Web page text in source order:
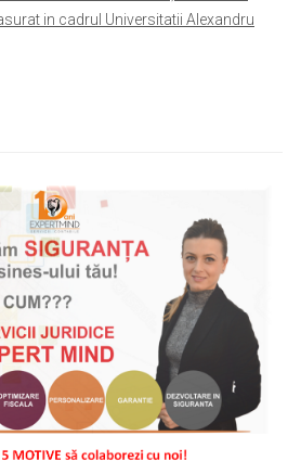
in cadrul Universitatii Alexandru